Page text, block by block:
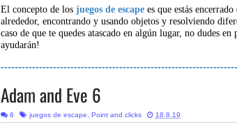
El concepto de losjuegos de escape es que estás
alrededor, encontrando y usando objetos y resolviendo
caso de que te quedes atascado en algún lugar, no dudes
ayudarán!
Adam and Eve 6
6 juegos de escape Point and clicks 18.8.19